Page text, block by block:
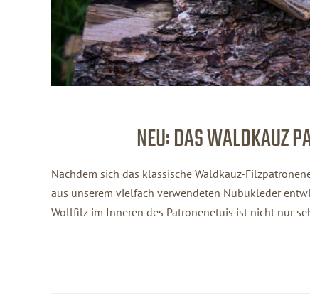
NEU: DAS WALDKAUZ
Nachdem sich das klassische Waldkauz-
aus unserem vielfach verwendeten Nubukleder
Wollfilz im Inneren des Patronenetuis ist nicht nur